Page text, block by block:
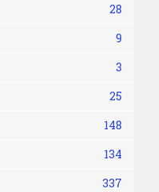
28
9
3
25
148
134
337